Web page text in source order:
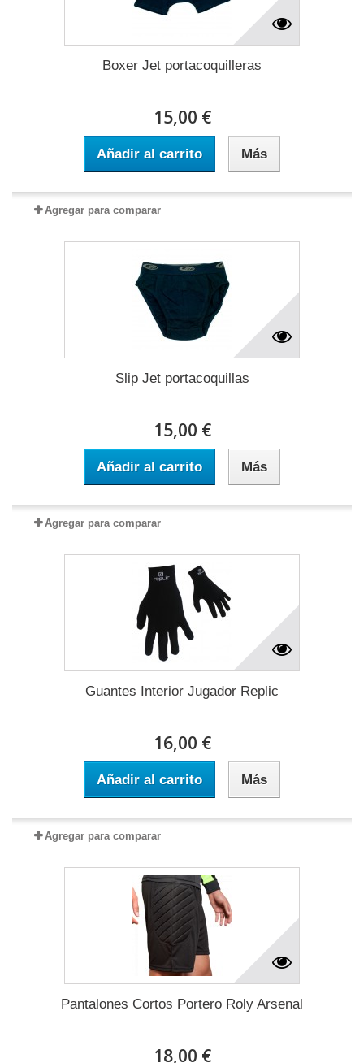
Boxer Jet portacoquilleras
15,00 €
Añadir al carrito Más
Agregar para comparar
Slip Jet portacoquillas
15,00 €
Añadir al carrito Más
Agregar para comparar
Guantes Interior Jugador Replic
16,00 €
Añadir al carrito Más
Agregar para comparar
Pantalones Cortos Portero Roly Arsenal
18,00 €